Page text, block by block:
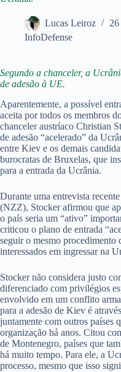
Lucas Leiroz
26
InfoDefense
Segundo a chanceler, a
de adesão à UE.
Aparentemente, a possível
aceita por todos os membros
chanceler austríaco Christian
de adesão “acelerado” da
entre Kiev e os demais
burocratas de Bruxelas, que
para a entrada da Ucrânia.
Durante uma entrevista
(NZZ), Stocker afirmou que
o país seria um “ativo”
criticou o plano de entrada
seguir o mesmo procedimento
interessados ​​em ingressar na
Stocker não considera justo
diferenciado com privilégios
envolvido em um conflito
para a adesão de Kiev é
juntamente com outros países
organização há anos. Citou
de Montenegro, países que
há muito tempo. Para ele, a
processo, mesmo que isso